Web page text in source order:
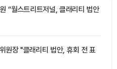
“월스트리트저널, 클래리티 법안
원장 "클래리티 법안, 휴회 전 표